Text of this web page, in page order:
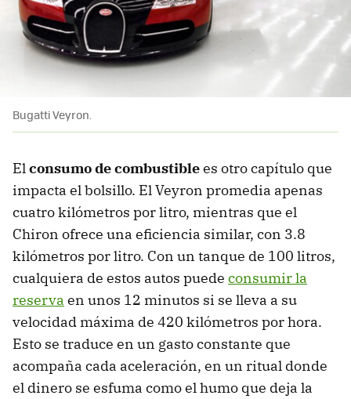
Bugatti Veyron.
Elconsumo de combustiblees otro capítulo que
impacta el bolsillo. El Veyron promedia apenas
cuatro kilómetros por litro, mientras que el
Chiron ofrece una eficiencia similar, con 3.8
kilómetros por litro. Con un tanque de 100 litros,
cualquiera de estos autos puede consumir la
reserva en unos 12 minutos si se lleva a su
velocidad máxima de 420 kilómetros por hora.
Esto se traduce en un gasto constante que
acompaña cada aceleración, en un ritual donde
el dinero se esfuma como el humo que deja la